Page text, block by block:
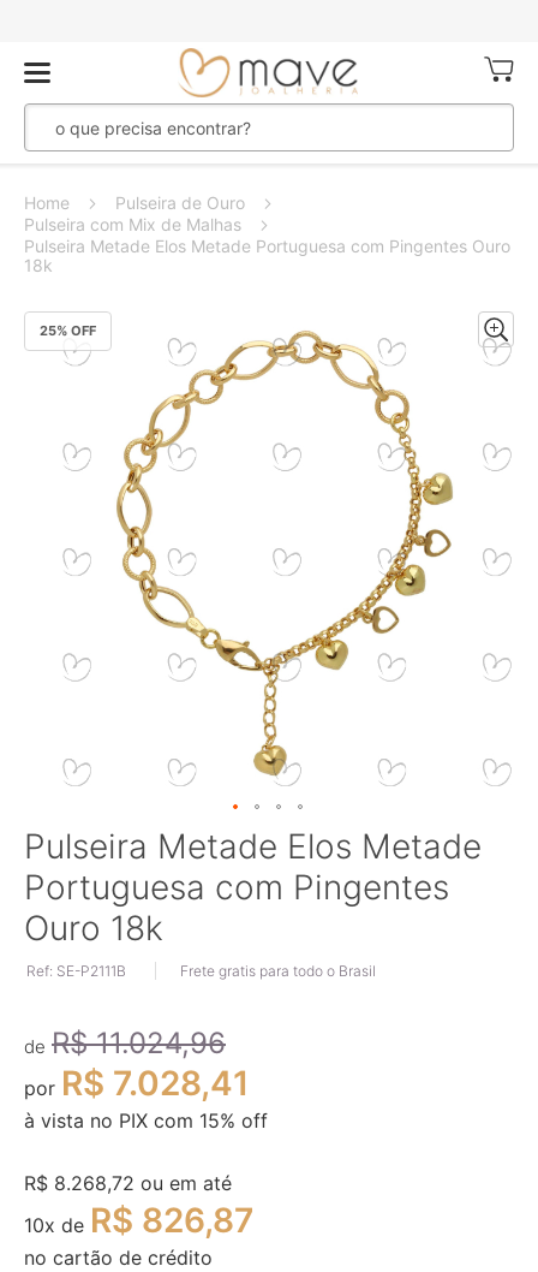
Meu
Home
Pulseira de Ouro
Pulseira com Mix de Malhas
Pulseira Metade Elos Metade Portuguesa com Pingentes Ouro
18k
25% OFF
Pular
para
o
imagens
Saltar
para
o
da
de
Pulseira Metade Elos Metade
Portuguesa com Pingentes
Ouro 18k
Ref: SE-P2111B Frete gratis para todo o Brasil
de R$ 11.024,96
por R$ 7.028,41
à vista no PIX com 15% off
R$ 8.268,72 ou em até
10x de R$ 826,87
no cartão de crédito